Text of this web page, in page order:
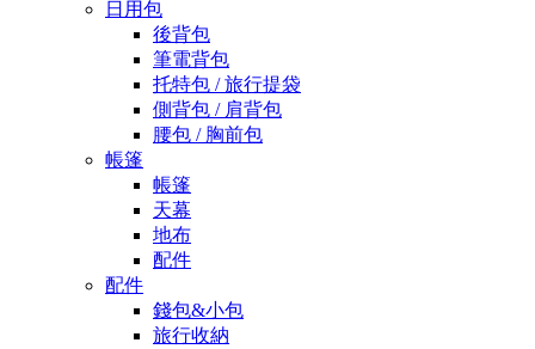
日用包
後背包
筆電背包
托特包 / 旅行提袋
側背包 / 肩背包
腰包 / 胸前包
帳篷
帳篷
天幕
地布
配件
配件
錢包&小包
旅行收納